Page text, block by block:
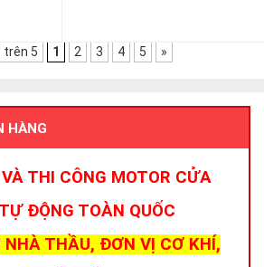
trên 5 1 2 3 4 5 »
HÀNG
THI CÔNG MOTOR CỬA
ĐỘNG TOÀN QUỐC
NHÀ THẦU, ĐƠN VỊ CƠ KHÍ,